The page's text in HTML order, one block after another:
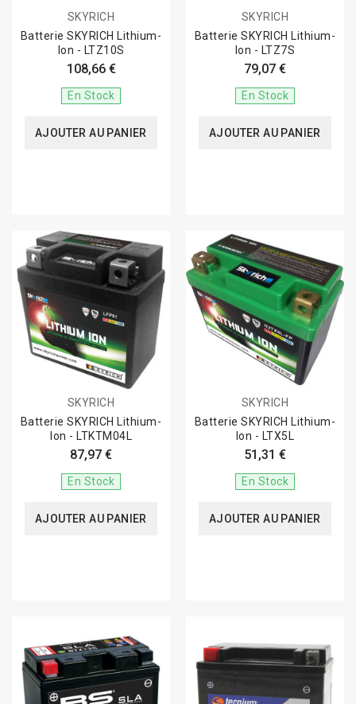
SKYRICH
Batterie SKYRICH Lithium-
Ion - LTZ10S
108,66 €
En Stock
AJOUTER AU PANIER
SKYRICH
Batterie SKYRICH Lithium-
Ion - LTZ7S
79,07 €
En Stock
AJOUTER AU PANIER
SKYRICH
Batterie SKYRICH Lithium-
Ion - LTKTM04L
87,97 €
En Stock
AJOUTER AU PANIER
SKYRICH
Batterie SKYRICH Lithium-
Ion - LTX5L
51,31 €
En Stock
AJOUTER AU PANIER